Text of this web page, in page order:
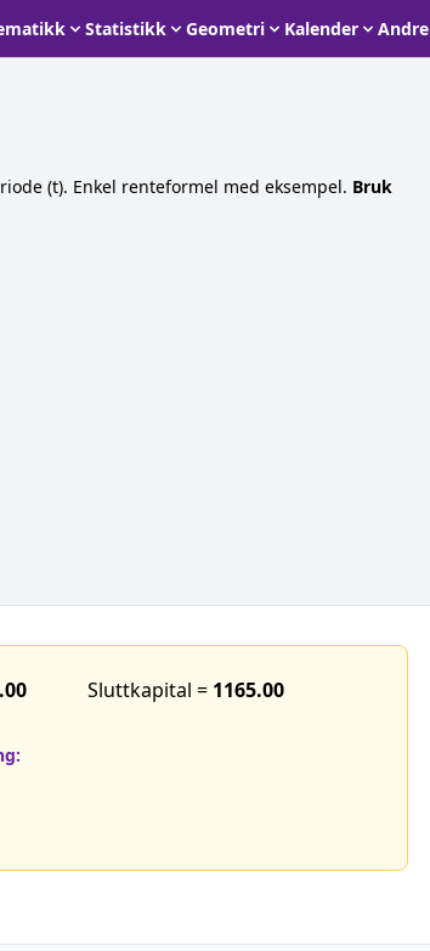
Statistikk Geometri Kalender Andre
(t). Enkel renteformel med eksempel. Bruk
Sluttkapital = 1165.00